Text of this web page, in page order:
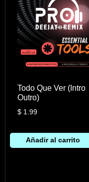
Todo Que Ver (Intro
Outro)
$1.99
Añadir al carrito